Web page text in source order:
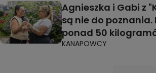
Agnieszka i Gabi z
są nie do poznania.
ponad 50
KANAPOWCY